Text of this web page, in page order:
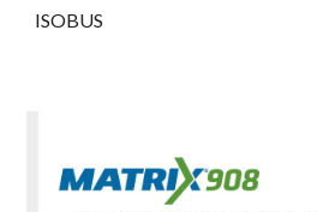
ISOBUS